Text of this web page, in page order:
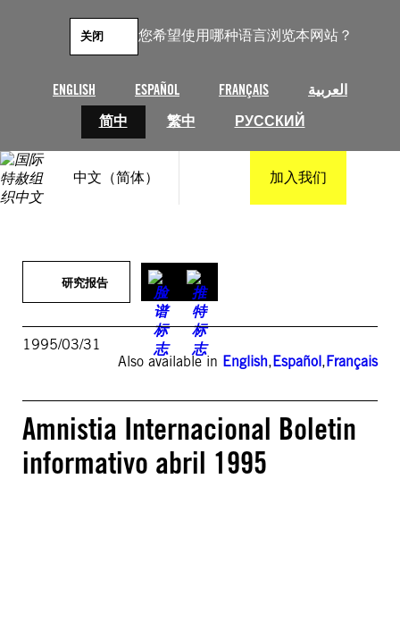
您希望使用哪种语言浏览本网站？
ENGLISH ESPAÑOL FRANÇAIS
العربية
简中
繁中 РУССКИЙ
关闭
中文（简体） 加入我们
研究报告
1995/03/31
Also available in English,Español,Français
Amnistia Internacional Boletin
informativo abril 1995